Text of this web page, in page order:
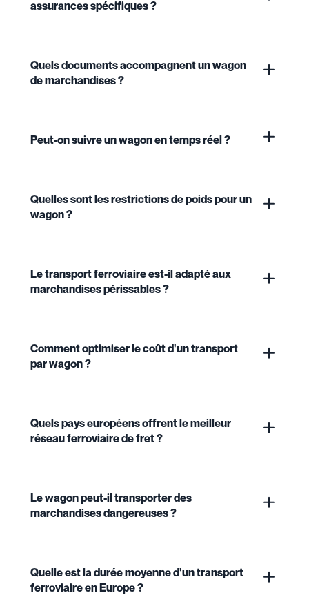
assurances spécifiques ?
Quels documents accompagnent un wagon
de marchandises ?
Peut-on suivre un wagon en temps réel ?
Quelles sont les restrictions de poids pour un
wagon ?
Le transport ferroviaire est-il adapté aux
marchandises périssables ?
Comment optimiser le coût d'un transport
par wagon ?
Quels pays européens offrent le meilleur
réseau ferroviaire de fret ?
Le wagon peut-il transporter des
marchandises dangereuses ?
Quelle est la durée moyenne d'un transport
ferroviaire en Europe ?